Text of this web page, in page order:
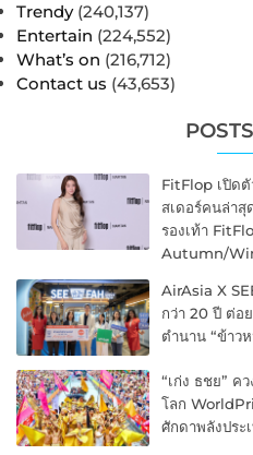
Trendy (240,137)
Entertain (224,552)
What’s on (216,712)
Contact us (43,653)
FitFlop เปิดตั
สเดอร์คนล่า
รองเท้า
Autumn/
AirAsia X
กว่า 20 ปี ต่อ
ตำนาน “ข้าว
“เก่ง ธชย” ค
โลก
ศักดาพลังประ